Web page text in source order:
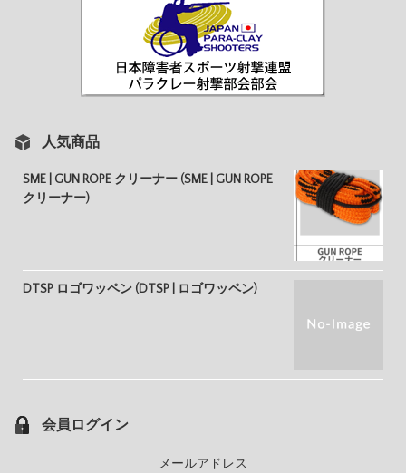
人気商品
SME | GUN ROPE クリーナー (SME | GUN ROPE
クリーナー)
DTSP ロゴワッペン (DTSP | ロゴワッペン)
会員ログイン
メールアドレス